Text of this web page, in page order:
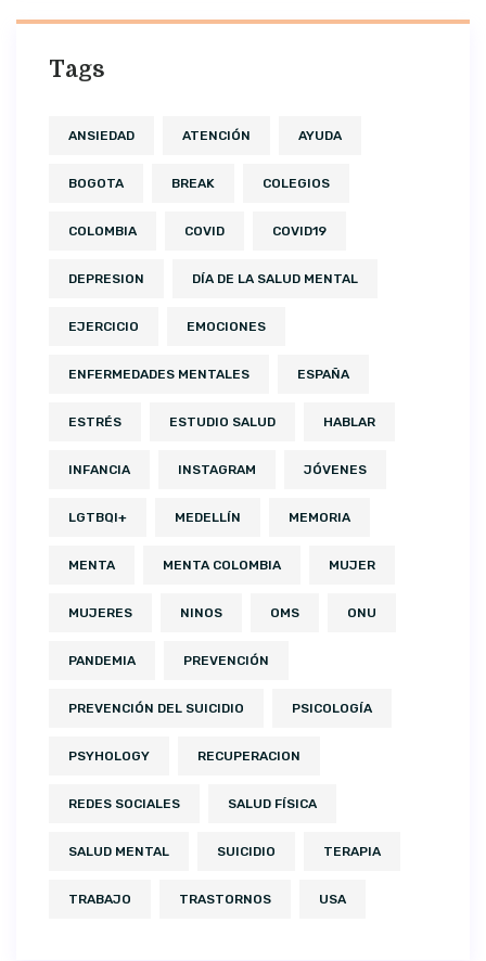
Tags
ANSIEDAD ATENCIÓN AYUDA
BOGOTA BREAK COLEGIOS
COLOMBIA COVID COVID19
DEPRESION DÍA DE LA SALUD MENTAL
EJERCICIO EMOCIONES
ENFERMEDADES MENTALES ESPAÑA
ESTRÉS ESTUDIO SALUD HABLAR
INFANCIA INSTAGRAM JÓVENES
LGTBQI+ MEDELLÍN MEMORIA
MENTA MENTA COLOMBIA MUJER
MUJERES NINOS OMS ONU
PANDEMIA PREVENCIÓN
PREVENCIÓN DEL SUICIDIO PSICOLOGÍA
PSYHOLOGY RECUPERACION
REDES SOCIALES SALUD FÍSICA
SALUD MENTAL SUICIDIO TERAPIA
TRABAJO TRASTORNOS USA